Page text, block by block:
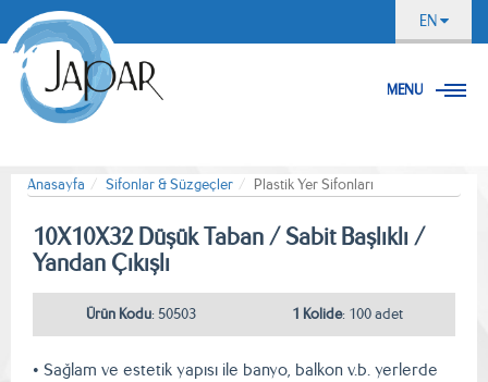
EN
MENU
Anasayfa Sifonlar & Süzgeçler Plastik Yer Sifonları
10X10X32 Düşük Taban / Sabit Başlıklı /
Yandan Çıkışlı
Ürün Kodu: 50503 1 Kolide: 100 adet
• Sağlam ve estetik yapısı ile banyo, balkon v.b. yerlerde